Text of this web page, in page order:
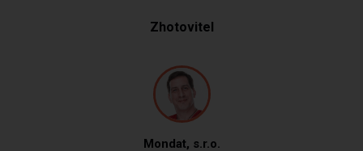
Zhotovitel
Mondat, s.r.o.